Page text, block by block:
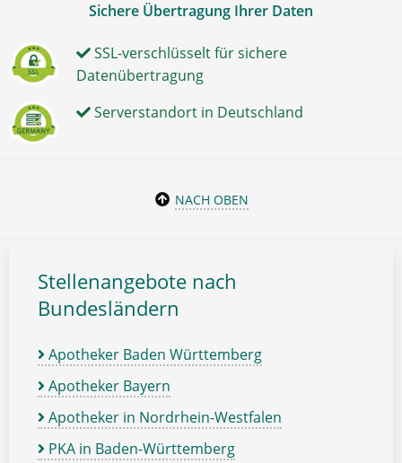
Sichere Übertragung Ihrer Daten
SSL-verschlüsselt für sichere
Datenübertragung
Serverstandort in Deutschland
NACH OBEN
Stellenangebote nach
Bundesländern
Apotheker Baden Württemberg
Apotheker Bayern
Apotheker in Nordrhein-Westfalen
PKA in Baden-Württemberg